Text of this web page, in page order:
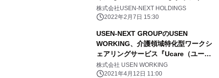
ープン
株式会社USEN-NEXT HOLDINGS
2022年2月7日 15:30
USEN-NEXT GROUPのUSEN
WORKING、介護領域特化型ワークシ
ェアリングサービス『Ucare（ユーケ
ア）』を提供開始
株式会社 USEN WORKING
2021年4月12日 11:00